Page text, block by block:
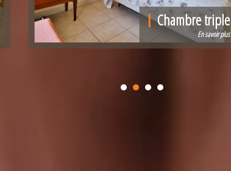
Chambre triple
En savoir plus